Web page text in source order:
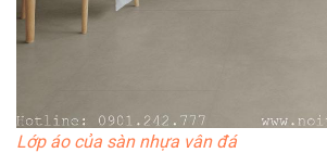
Lớp áo của sàn nhựa vân đá